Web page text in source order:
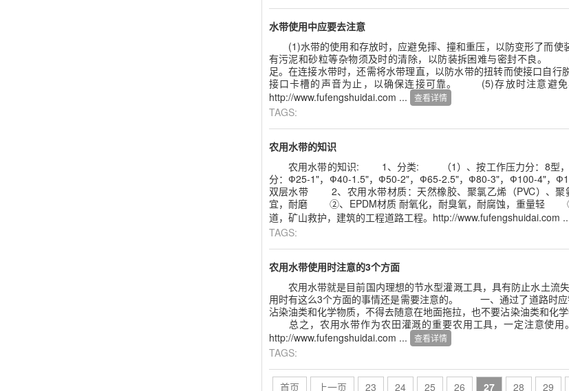
水带使用中应要去注意
(1)水带的使用和存放时，应避免摔、撞和重压，以防变形了而
有污泥和砂粒等杂物须及时的清除，以防装拆困难与密封不良。
足。在连接水带时，还需将水带理直，以防水带的扭转而使接口
接口卡槽的声音为止，以确保连接可靠。 (5)存放时注意避免
http://www.fufengshuidai.com ...
查看详情
TAGS:
农用水带的知识
农用水带的知识: 1、分类: （1）、按工作压力分：8型，
分：Ф25-1"，Ф40-1.5"，Ф50-2"，Ф65-2.5"，Ф80-3"，Ф100-4"，
双层水带 2、农用水带材质：天然橡胶、聚氯乙烯（PVC）、
宜，耐磨 ②、EPDM材质 耐氧化，耐臭氧，耐腐蚀，重量轻
道，矿山救护，建筑的工程道路工程。http://www.fufengshuidai.com
TAGS:
农用水带使用时注意的3个方面
农用水带就是目前国内理想的节水型灌溉工具，具有防止水土流
用时有这么3个方面的事情还是需要注意的。 一、通过了道路时
沾染油类和化学物质，不得去随意在地面拖拉，也不要沾染油类和
总之，农用水带作为农田灌溉的重要农用工具，一定注意使用
http://www.fufengshuidai.com ...
查看详情
TAGS:
首页 上一页 23 24 25 26 27 28 29